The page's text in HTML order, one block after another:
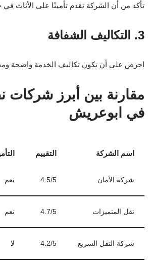
تأكد من أن الشركة تقدم تأمينًا على الأثاث
3. التكاليف الشفافة
احرص على أن تكون تكاليف الخدمة واضحة
مقارنة بين أبرز شركات
في ابوعريش
اسم الشركة التقييم
شركة الأمان 4.5/5 نعم
نقل المتميزات 4.7/5 نعم
شركة النقل السريع 4.2/5 لا